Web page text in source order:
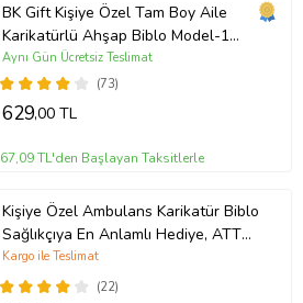
BK Gift Kişiye Özel Tam Boy Aile
Karikatürlü Ahşap Biblo Model-1
(Beyaz)
(73)
Aynı Gün Ücretsiz Teslimat
629,00 TL
67,09 TL'den Başlayan Taksitlerle
Kişiye Özel Ambulans Karikatür Biblo
Sağlıkçıya En Anlamlı Hediye, ATT
teknisyeni hediyesi
(22)
Kargo ile Teslimat